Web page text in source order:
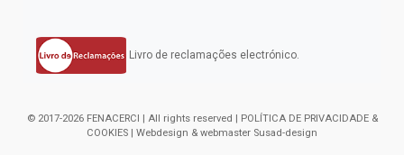
Livro de reclamações electrónico.
© 2017-2026 FENACERCI | All rights reserved |
POLÍTICA DE PRIVACIDADE &
COOKIES | Webdesign & webmaster Susad-design